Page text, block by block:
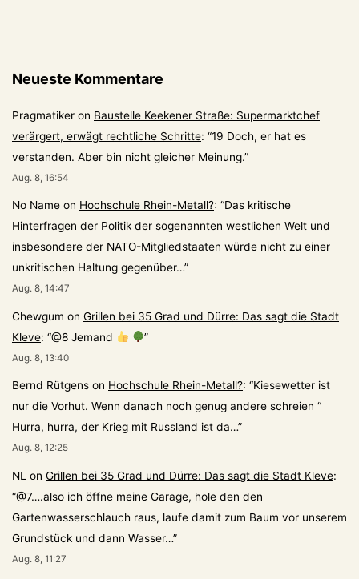
Neueste Kommentare
Pragmatiker on Baustelle Keekener Straße: Supermarktchef
verärgert, erwägt rechtliche Schritte: “19 Doch, er hat es
verstanden. Aber bin nicht gleicher Meinung.”
Aug. 8, 16:54
No Name on Hochschule Rhein-Metall?: “Das kritische
Hinterfragen der Politik der sogenannten westlichen Welt und
insbesondere der NATO-Mitgliedstaaten würde nicht zu einer
unkritischen Haltung gegenüber…”
Aug. 8, 14:47
Chewgum on Grillen bei 35 Grad und Dürre: Das sagt die Stadt
Kleve: “@8 Jemand ”
Aug. 8, 13:40
Bernd Rütgens on Hochschule Rhein-Metall?: “Kiesewetter ist
nur die Vorhut. Wenn danach noch genug andere schreien “
Hurra, hurra, der Krieg mit Russland ist da…”
Aug. 8, 12:25
NL on Grillen bei 35 Grad und Dürre: Das sagt die Stadt Kleve:
“@7….also ich öffne meine Garage, hole den den
Gartenwasserschlauch raus, laufe damit zum Baum vor unserem
Grundstück und dann Wasser…”
Aug. 8, 11:27